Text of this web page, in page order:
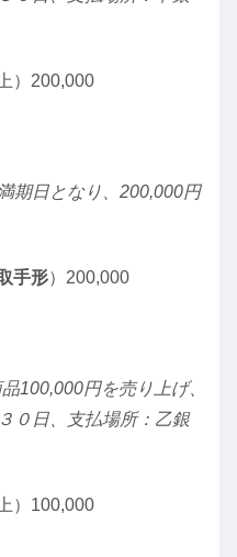
）200,000
期日となり、200,000円
手形）200,000
100,000円を売り上げ、
０日、支払場所：乙銀
）100,000